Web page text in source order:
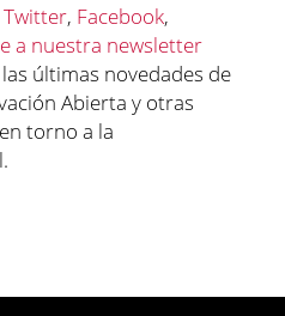
Twitter, Facebook,
a nuestra newsletter
últimas novedades de
Abierta y otras
torno a la